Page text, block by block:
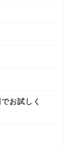
お試しく